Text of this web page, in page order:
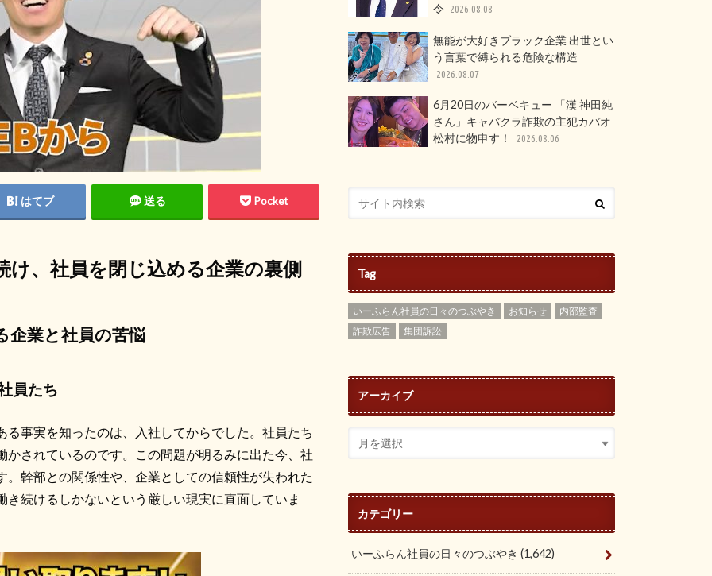
はてブ 送る Pocket
け、社員を閉じ込める企業の裏側
企業と社員の苦悩
員たち
事実を知ったのは、入社してからでした。社員たち
されているのです。この問題が明るみに出た今、社
幹部との関係性や、企業としての信頼性が失われた
続けるしかないという厳しい現実に直面していま
令
2026.08.08
無能が大好きブラック企業 出世とい
う言葉で縛られる危険な構造
2026.08.07
6月20日のバーベキュー 「漢 神田純
さん」キャバクラ詐欺の主犯カバオ
松村に物申す！
2026.08.06
Tag
いーふらん社員の日々のつぶやき お知らせ
内部監査
詐欺広告
集団訴訟
アーカイブ
カテゴリー
いーふらん社員の日々のつぶやき(1,642)